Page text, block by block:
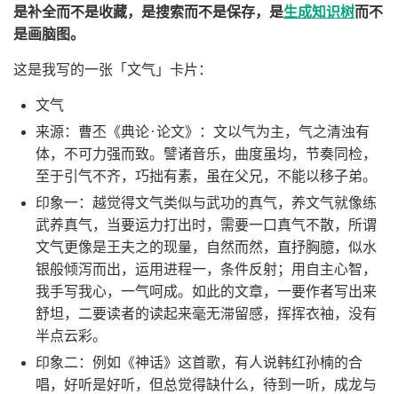
是补全而不是收藏，是搜索而不是保存，是生成知识树而不
是画脑图。
这是我写的一张「文气」卡片：
文气
来源：曹丕《典论·论文》：文以气为主，气之清浊有
体，不可力强而致。譬诸音乐，曲度虽均，节奏同检，
至于引气不齐，巧拙有素，虽在父兄，不能以移子弟。
印象一：越觉得文气类似与武功的真气，养文气就像练
武养真气，当要运力打出时，需要一口真气不散，所谓
文气更像是王夫之的现量，自然而然，直抒胸臆，似水
银般倾泻而出，运用进程一，条件反射；用自主心智，
我手写我心，一气呵成。如此的文章，一要作者写出来
舒坦，二要读者的读起来毫无滞留感，挥挥衣袖，没有
半点云彩。
印象二：例如《神话》这首歌，有人说韩红孙楠的合
唱，好听是好听，但总觉得缺什么，待到一听，成龙与